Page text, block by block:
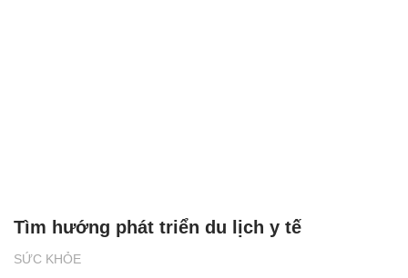
SỨC KHỎE
Tìm hướng phát triển du lịch y tế